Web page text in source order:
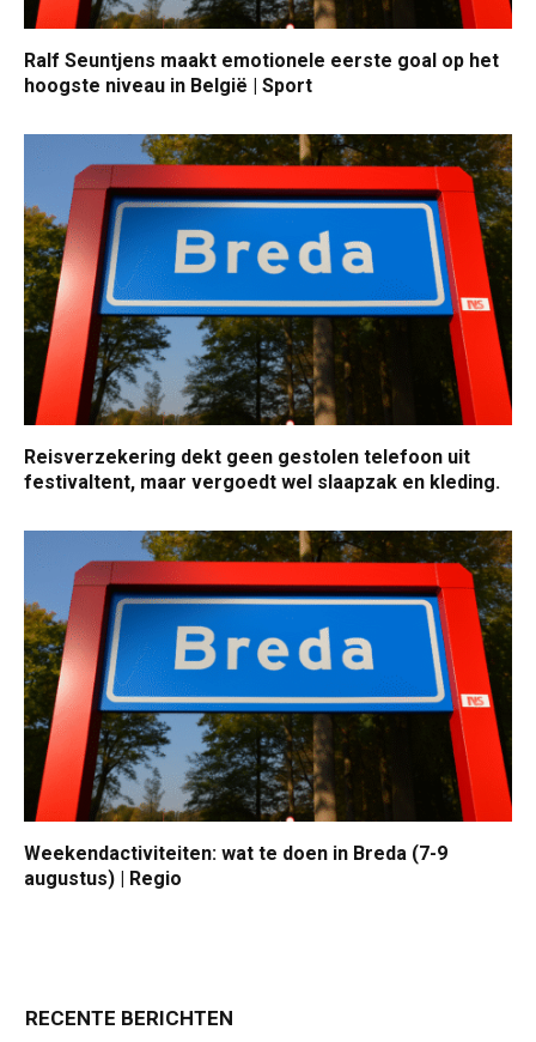
Ralf Seuntjens maakt emotionele eerste goal op het
hoogste niveau in België | Sport
Reisverzekering dekt geen gestolen telefoon uit
festivaltent, maar vergoedt wel slaapzak en kleding.
Weekendactiviteiten: wat te doen in Breda (7-9
augustus) | Regio
RECENTE BERICHTEN